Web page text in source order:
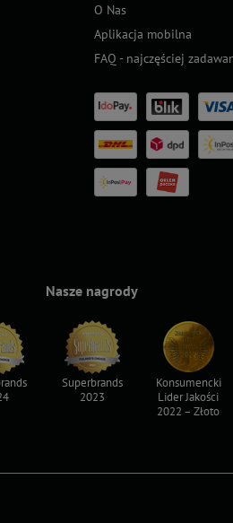
O Nas
Aplikacja mobilna
FAQ - najczęściej
Nasze nagrody
Superbrands
2023
Konsumencki
Lider Jakości
2022 – Złoto